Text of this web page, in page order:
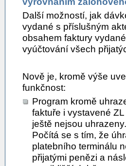
Další možností, jak
vydané s příslušným
obsahem faktury
vyúčtování všech
Nově je, kromě výše
funkčnost:
Program kromě
faktuře i vystavené
ještě nejsou uhrazeny.
Počítá se s tím, že
platebního terminálu
přijatými penězi a